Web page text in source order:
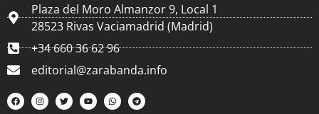
Plaza del Moro Almanzor 9, Local 1
28523 Rivas Vaciamadrid (Madrid)
+34 660 36 62 96
editorial@zarabanda.info